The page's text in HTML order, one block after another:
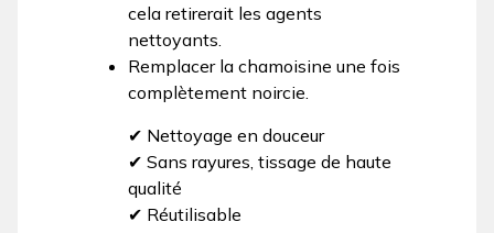
cela retirerait les agents
nettoyants.
Remplacer la chamoisine une fois
complètement noircie.
✔ Nettoyage en douceur
✔ Sans rayures, tissage de haute
qualité
✔ Réutilisable